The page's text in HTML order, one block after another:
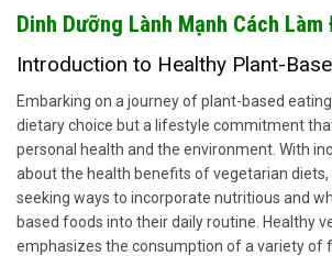
Dinh Dưỡng Lành Mạnh Cách Làm
Introduction to Healthy Plant-
Embarking on a journey of plant-based
dietary choice but a lifestyle commitment
personal health and the environment. With
about the health benefits of vegetarian diets,
seeking ways to incorporate nutritious and
based foods into their daily routine. Healthy
emphasizes the consumption of a variety of